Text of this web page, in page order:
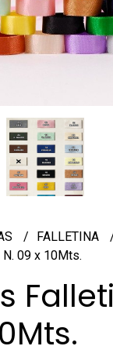
FALLETINA
09 x 10Mts.